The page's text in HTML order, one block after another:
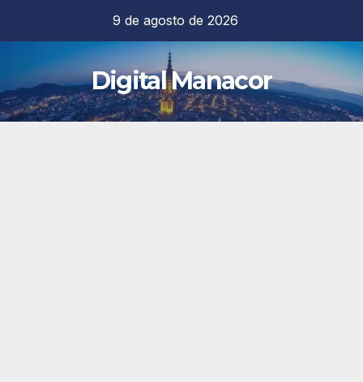
contenido
9 de agosto de 2026
Digital Manacor